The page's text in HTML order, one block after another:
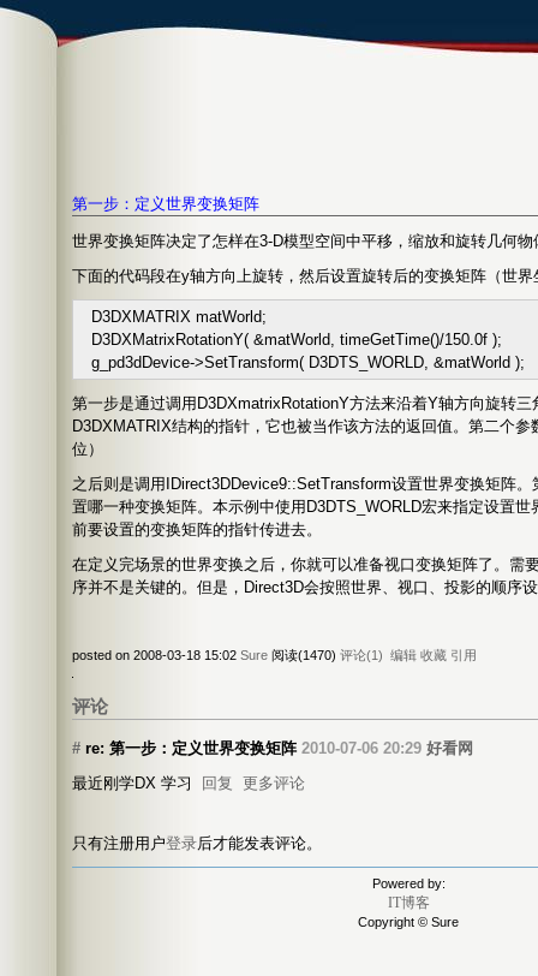
http://blog.csdn.net/loveclover
第一步：定义世界变换矩阵
世界变换矩阵决定了怎样在3-D模型空间中平移，缩放和旋转几何物
下面的代码段在y轴方向上旋转，然后设置旋转后的变换矩阵（世界
D3DXMATRIX matWorld;
D3DXMatrixRotationY( &matWorld, timeGetTime()/150.0f );
g_pd3dDevice->SetTransform( D3DTS_WORLD, &matWorld );
第一步是通过调用D3DXmatrixRotationY方法来沿着Y轴方向旋转
D3DXMATRIX结构的指针，它也被当作该方法的返回值。第二个
位）
之后则是调用IDirect3DDevice9::SetTransform设置世界变换矩阵
置哪一种变换矩阵。本示例中使用D3DTS_WORLD宏来指定设置
前要设置的变换矩阵的指针传进去。
在定义完场景的世界变换之后，你就可以准备视口变换矩阵了。需
序并不是关键的。但是，Direct3D会按照世界、视口、投影的顺序
posted on 2008-03-18 15:02 Sure 阅读(1470) 评论(1) 编辑 收藏 引用
评论
# re: 第一步：定义世界变换矩阵 2010-07-06 20:29 好看网
最近刚学DX 学习
回复 更多评论
只有注册用户登录后才能发表评论。
Powered by:
IT博客
Copyright © Sure